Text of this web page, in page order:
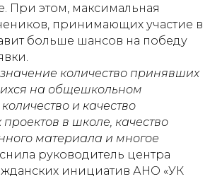
При этом, максимальная
принимающих участие в
больше шансов на победу
количество принявших
на общешкольном
и качество
в школе, качество
материала и многое
руководитель центра
инициатив АНО «УК